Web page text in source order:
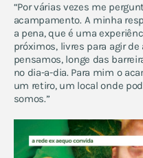
“Por várias vezes me
acampamento. A minha
a pena, que é uma
próximos, livres para agir
pensamos, longe das
no dia-a-dia. Para mim o
um retiro, um local onde
somos.”